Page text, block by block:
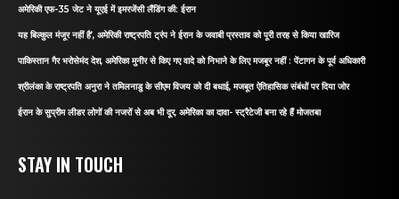
अमेरिकी एफ-35 जेट ने यूएई में इमरजेंसी लैंडिंग की: ईरान
यह बिल्कुल मंजूर नहीं है’, अमेरिकी राष्ट्रपति ट्रंप ने ईरान के जवाबी प्रस्ताव को पूरी तरह से किया खारिज
पाकिस्तान गैर भरोसेमंद देश, अमेरिका मुनीर से किए गए वादे को निभाने के लिए मजबूर नहीं : पेंटागन के पूर्व अधिकारी
श्रीलंका के राष्ट्रपति अनुरा ने तमिलनाडु के सीएम विजय को दी बधाई, मजबूत ऐतिहासिक संबंधों पर दिया जोर
ईरान के सुप्रीम लीडर लोगों की नजरों से अब भी दूर, अमेरिका का दावा- स्ट्रैटेजी बना रहे हैं मोजतबा
STAY IN TOUCH